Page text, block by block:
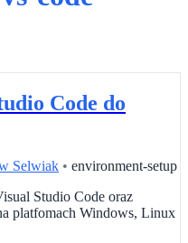
Code do
Selwiak • environment-setup
Studio Code oraz
platfomach Windows, Linux